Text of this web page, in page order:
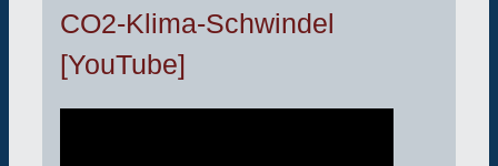
CO2-Klima-Schwindel
[YouTube]